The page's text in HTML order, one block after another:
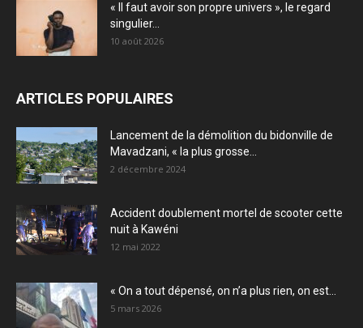
« Il faut avoir son propre univers », le regard
singulier...
10 août 2026
ARTICLES POPULAIRES
Lancement de la démolition du bidonville de
Mavadzani, « la plus grosse...
2 décembre 2024
Accident doublement mortel de scooter cette
nuit à Kawéni
12 mai 2022
« On a tout dépensé, on n’a plus rien, on est...
5 mars 2026